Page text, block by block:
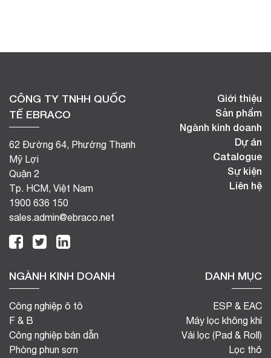
CÔNG TY TNHH QUỐC
TẾ EBRACO
62 Đường 64, Phường Thạnh
Mỹ Lợi
Quận 2
Tp. HCM, Việt Nam
1900 636 150
sales.admin@ebraco.net
NGÀNH KINH DOANH
Công nghiệp ô tô
F & B
Công nghiệp bán dẫn
Phòng phun sơn
DANH MỤC
ESP & EAC
Máy lọc không khí
Vải lọc (Pad & Roll)
Lọc thô
Giới thiệu
Sản phẩm
Ngành kinh doanh
Dự án
Catalogue
Sự kiện
Liên hệ